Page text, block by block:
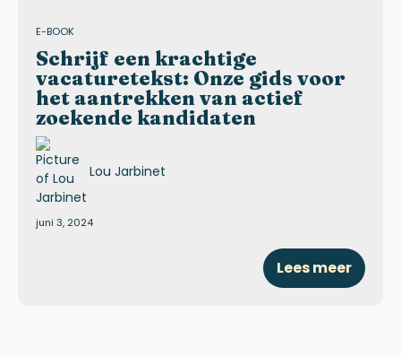
E-BOOK
Schrijf een krachtige
vacaturetekst: Onze gids voor
het aantrekken van actief
zoekende kandidaten
Lou Jarbinet
juni 3, 2024
Lees meer